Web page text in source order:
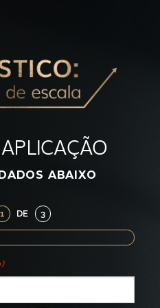
ABAIXO
1 DE 3